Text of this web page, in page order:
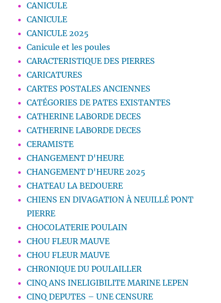
CANICULE
CANICULE
CANICULE 2025
Canicule et les poules
CARACTERISTIQUE DES PIERRES
CARICATURES
CARTES POSTALES ANCIENNES
CATÉGORIES DE PATES EXISTANTES
CATHERINE LABORDE DECES
CATHERINE LABORDE DECES
CERAMISTE
CHANGEMENT D'HEURE
CHANGEMENT D'HEURE 2025
CHATEAU LA BEDOUERE
CHIENS EN DIVAGATION À NEUILLÉ PONT
PIERRE
CHOCOLATERIE POULAIN
CHOU FLEUR MAUVE
CHOU FLEUR MAUVE
CHRONIQUE DU POULAILLER
CINQ ANS INELIGIBILITE MARINE LEPEN
CINQ DEPUTES – UNE CENSURE